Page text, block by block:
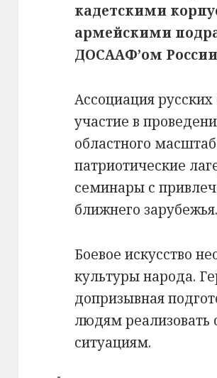
кадетскими
армейскими
ДОСААФ’ом
Ассоциация
участие в
областного
патриотические
семинары с
ближнего зарубежья.
Боевое искусство
культуры народа.
допризывная
людям реализовать
ситуациям.